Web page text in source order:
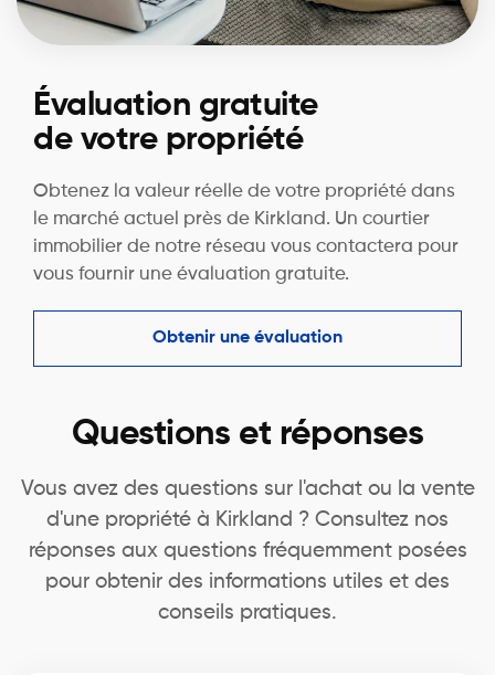
Évaluation gratuite
de votre propriété
Obtenez la valeur réelle de votre propriété dans
le marché actuel près de Kirkland. Un courtier
immobilier de notre réseau vous contactera pour
vous fournir une évaluation gratuite.
Obtenir une évaluation
Questions et réponses
Vous avez des questions sur l'achat ou la vente
d'une propriété à Kirkland ? Consultez nos
réponses aux questions fréquemment posées
pour obtenir des informations utiles et des
conseils pratiques.